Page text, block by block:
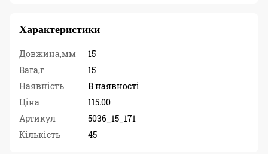
Характеристики
Довжина,мм
15
Вага,г
15
Наявність
В наявності
Ціна
115.00
Артикул
5036_15_171
Кількість
45